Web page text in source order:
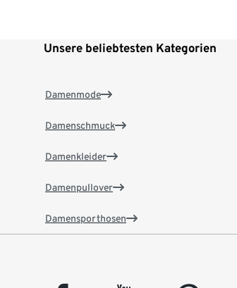
Unsere beliebtesten Kategorien
Damenmode
Damenschmuck
Damenkleider
Damenpullover
Damensporthosen